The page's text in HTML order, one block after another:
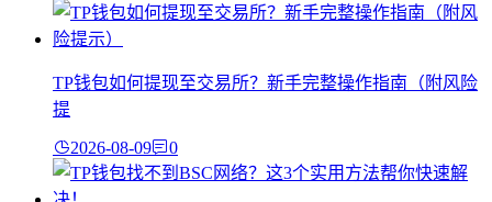
TP钱包如何提现至交易所？新手完整操作指南（附风险
提
2026-08-09 0